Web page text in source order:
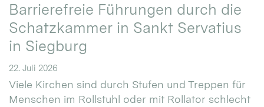
Barrierefreie Führungen durch die
Schatzkammer in Sankt Servatius
in Siegburg
22. Juli 2026
Viele Kirchen sind durch Stufen und Treppen für
Menschen im Rollstuhl oder mit Rollator schlecht